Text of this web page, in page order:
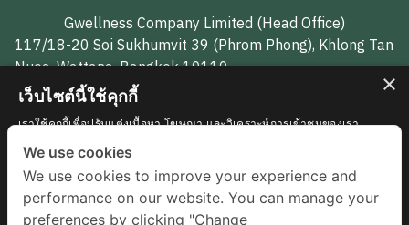
Gwellness Company Limited (Head Office)
117/18-20 Soi Sukhumvit 39 (Phrom Phong), Khlong Tan
Nuea, Wattana, Bangkok 10110
CONTACT US
gwellnessth@gmail.com
×
เว็บไซต์นี้ใช้คุกกี้
เราใช้คุกกี้เพื่อปรับแต่งเนื้อหา โฆษณา และวิเคราะห์การเข้าชมของเรา
โฆษณาและการวิเคราะห์ของเราซึ่งอาจรวมเข้ากับข้อมูลอื่น ๆ ที่คุณมอบให้
หรือที่พวกเขารวบรวมจากการใช้บริการของพวกเขารายละเอียดเพิ่มเติม
จำเป็นอย่างยิ่ง
ประสิทธิภาพในการทำงาน
We use cookies
We use cookies to improve your experience and
performance on our website. You can manage your
preferences by clicking "Change